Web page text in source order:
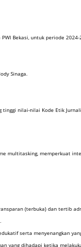
Bekasi, untuk periode 2024-
Sinaga.
nilai-nilai Kode Etik
multitasking, memperkuat
(terbuka) dan tertib
serta menyenangkan
yang dihadapi ketika